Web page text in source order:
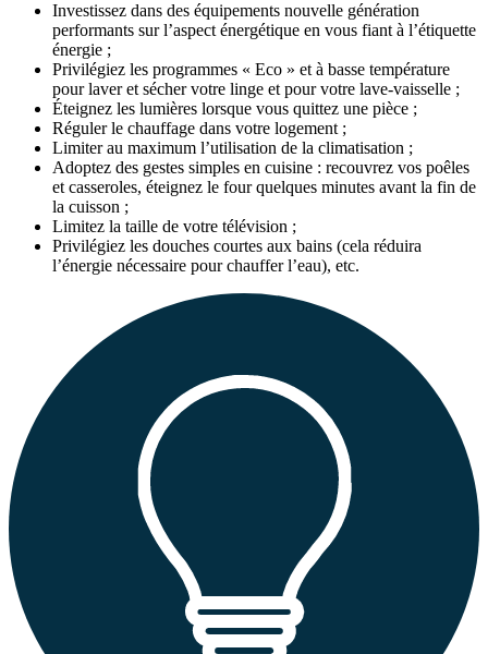
Investissez dans des équipements nouvelle génération
performants sur l’aspect énergétique en vous fiant à l’étiquette
énergie ;
Privilégiez les programmes « Eco » et à basse température
pour laver et sécher votre linge et pour votre lave-vaisselle ;
Éteignez les lumières lorsque vous quittez une pièce ;
Réguler le chauffage dans votre logement ;
Limiter au maximum l’utilisation de la climatisation ;
Adoptez des gestes simples en cuisine : recouvrez vos poêles
et casseroles, éteignez le four quelques minutes avant la fin de
la cuisson ;
Limitez la taille de votre télévision ;
Privilégiez les douches courtes aux bains (cela réduira
l’énergie nécessaire pour chauffer l’eau), etc.